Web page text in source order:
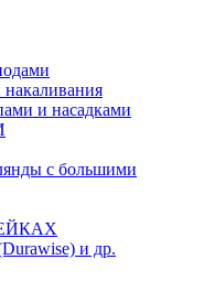
и насадками
с большими
и др.